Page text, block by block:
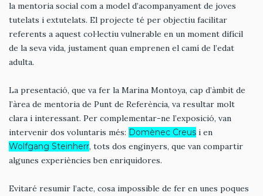
la mentoria social com a model d’acompanyament de joves
tutelats i extutelats. El projecte té per objectiu facilitar
referents a aquest col·lectiu vulnerable en un moment difícil
de la seva vida, justament quan emprenen el camí de l’edat
adulta.
La presentació, que va fer la Marina Montoya, cap d’àmbit de
l’àrea de mentoria de Punt de Referència, va resultar molt
clara i interessant. Per complementar-ne l’exposició, van
intervenir dos voluntaris més: Domènec Creus i en
Wolfgang Steinherr, tots dos enginyers, que van compartir
algunes experiències ben enriquidores.
Evitaré resumir l’acte, cosa impossible de fer en unes poques